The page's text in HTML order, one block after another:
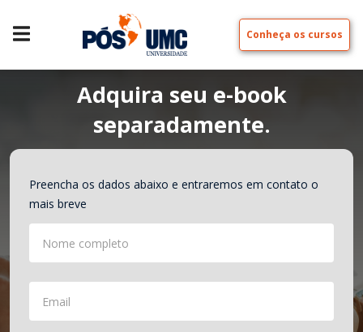
Conheça os cursos
Adquira seu e-book
separadamente.
Preencha os dados abaixo e entraremos em contato o
mais breve
Nome completo
Email